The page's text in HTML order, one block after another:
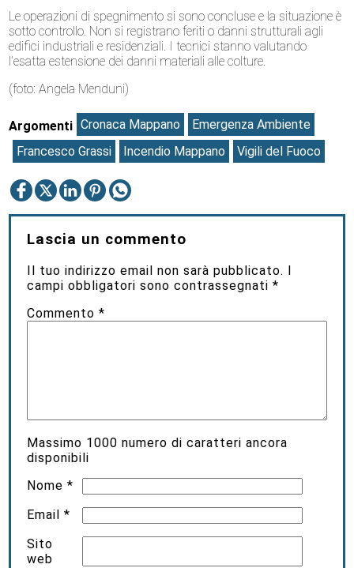
Le operazioni di spegnimento si sono concluse e la situazione è
sotto controllo. Non si registrano feriti o danni strutturali agli
edifici industriali e residenziali. I tecnici stanno valutando
l’esatta estensione dei danni materiali alle colture.
(foto: Angela Menduni)
Argomenti Cronaca Mappano
Emergenza Ambiente
Francesco Grassi
Incendio Mappano Vigili del Fuoco
Lascia un commento
Il tuo indirizzo email non sarà pubblicato. I
campi obbligatori sono contrassegnati*
Commento*
Massimo 1000 numero di caratteri ancora
disponibili
Nome*
Email*
Sito
web